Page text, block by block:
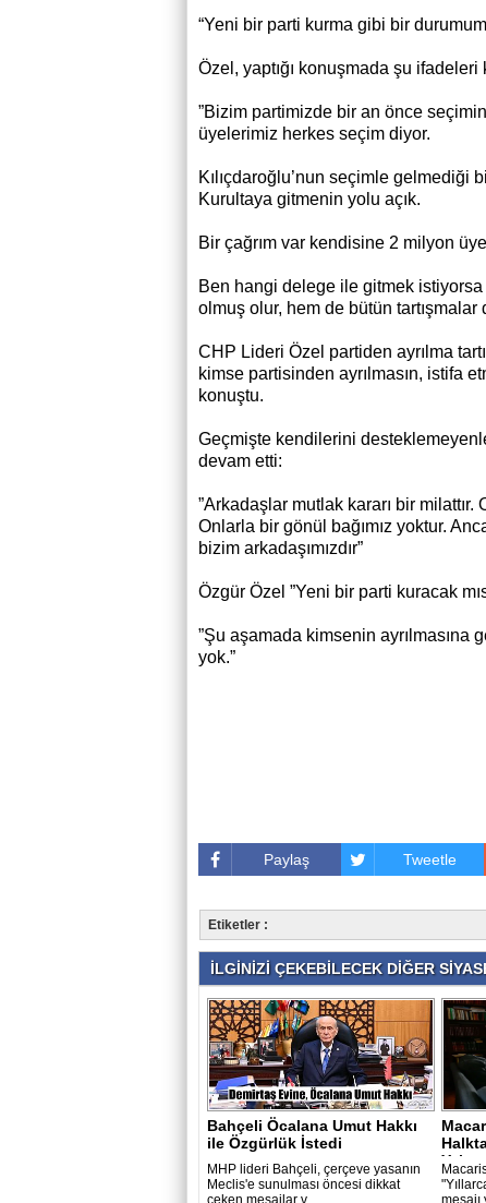
“Yeni bir parti kurma gibi bir
Özel, yaptığı konuşmada şu ifadeleri
”Bizim partimizde bir an önce
üyelerimiz herkes seçim diyor.
Kılıçdaroğlu’nun seçimle gelmediği
Kurultaya gitmenin yolu açık.
Bir çağrım var kendisine 2 milyon
Ben hangi delege ile gitmek istiyorsa
olmuş olur, hem de bütün tartışmalar
CHP Lideri Özel partiden ayrılma
kimse partisinden ayrılmasın, istifa
konuştu.
Geçmişte kendilerini
devam etti:
”Arkadaşlar mutlak kararı bir milattır.
Onlarla bir gönül bağımız yoktur.
bizim arkadaşımızdır”
Özgür Özel ”Yeni bir parti kuracak
”Şu aşamada kimsenin ayrılmasına
yok.”
Paylaş Tweetle
Etiketler :
İLGİNİZİ ÇEKEBİLECEK DİĞER
Bahçeli Öcalana Umut Hakkı
ile Özgürlük İstedi
MHP lideri Bahçeli, çerçeve yasanın
Meclis'e sunulması öncesi dikkat
çeken mesajlar v..
mesajı